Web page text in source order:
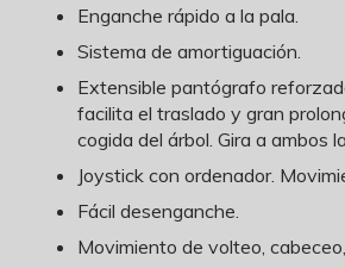
Enganche rápido a la pala.
Sistema de amortiguación.
Extensible pantógrafo
facilita el traslado y gran
cogida del árbol. Gira a ambos
Joystick con ordenador.
Fácil desenganche.
Movimiento de volteo,